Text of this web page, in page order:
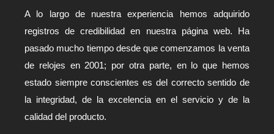
A lo largo de nuestra experiencia hemos adquirido
registros de credibilidad en nuestra página web. Ha
pasado mucho tiempo desde que comenzamos la venta
de relojes en 2001; por otra parte, en lo que hemos
estado siempre conscientes es del correcto sentido de
la integridad, de la excelencia en el servicio y de la
calidad del producto.